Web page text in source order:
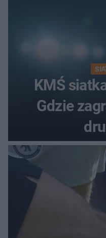
KMŚ
Gdzie